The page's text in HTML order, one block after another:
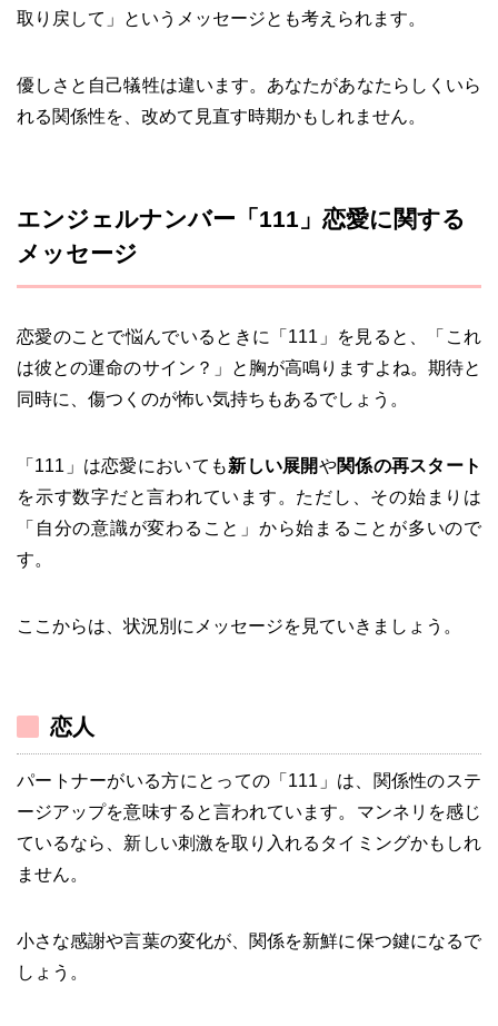
取り戻して」というメッセージとも考えられます。
優しさと自己犠牲は違います。あなたがあなたらしくいら
れる関係性を、改めて見直す時期かもしれません。
エンジェルナンバー「111」恋愛に関する
メッセージ
恋愛のことで悩んでいるときに「111」を見ると、「これ
は彼との運命のサイン？」と胸が高鳴りますよね。期待と
同時に、傷つくのが怖い気持ちもあるでしょう。
「111」は恋愛においても新しい展開や関係の再スタート
を示す数字だと言われています。ただし、その始まりは
「自分の意識が変わること」から始まることが多いので
す。
ここからは、状況別にメッセージを見ていきましょう。
恋人
パートナーがいる方にとっての「111」は、関係性のステ
ージアップを意味すると言われています。マンネリを感じ
ているなら、新しい刺激を取り入れるタイミングかもしれ
ません。
小さな感謝や言葉の変化が、関係を新鮮に保つ鍵になるで
しょう。